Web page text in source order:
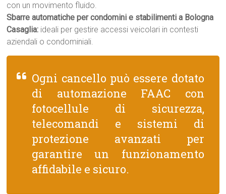
con un movimento fluido.
Sbarre automatiche per condomini e stabilimenti a Bologna
Casaglia: ideali per gestire accessi veicolari in contesti
aziendali o condominiali.
Ogni cancello può essere dotato
di automazione FAAC con
fotocellule di sicurezza,
telecomandi e sistemi di
protezione avanzati per
garantire un funzionamento
affidabile e sicuro.